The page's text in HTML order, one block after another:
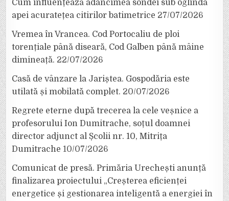
Cum influențează adâncimea sondei sub oglinda
apei acuratețea citirilor batimetrice 27/07/2026
Vremea în Vrancea. Cod Portocaliu de ploi
torențiale până diseară, Cod Galben până mâine
dimineață. 22/07/2026
Casă de vânzare la Jariștea. Gospodăria este
utilată și mobilată complet. 20/07/2026
Regrete eterne după trecerea la cele veșnice a
profesorului Ion Dumitrache, soțul doamnei
director adjunct al Școlii nr. 10, Mitrița
Dumitrache 10/07/2026
Comunicat de presă. Primăria Urechești anunță
finalizarea proiectului „Creșterea eficienței
energetice și gestionarea inteligentă a energiei în